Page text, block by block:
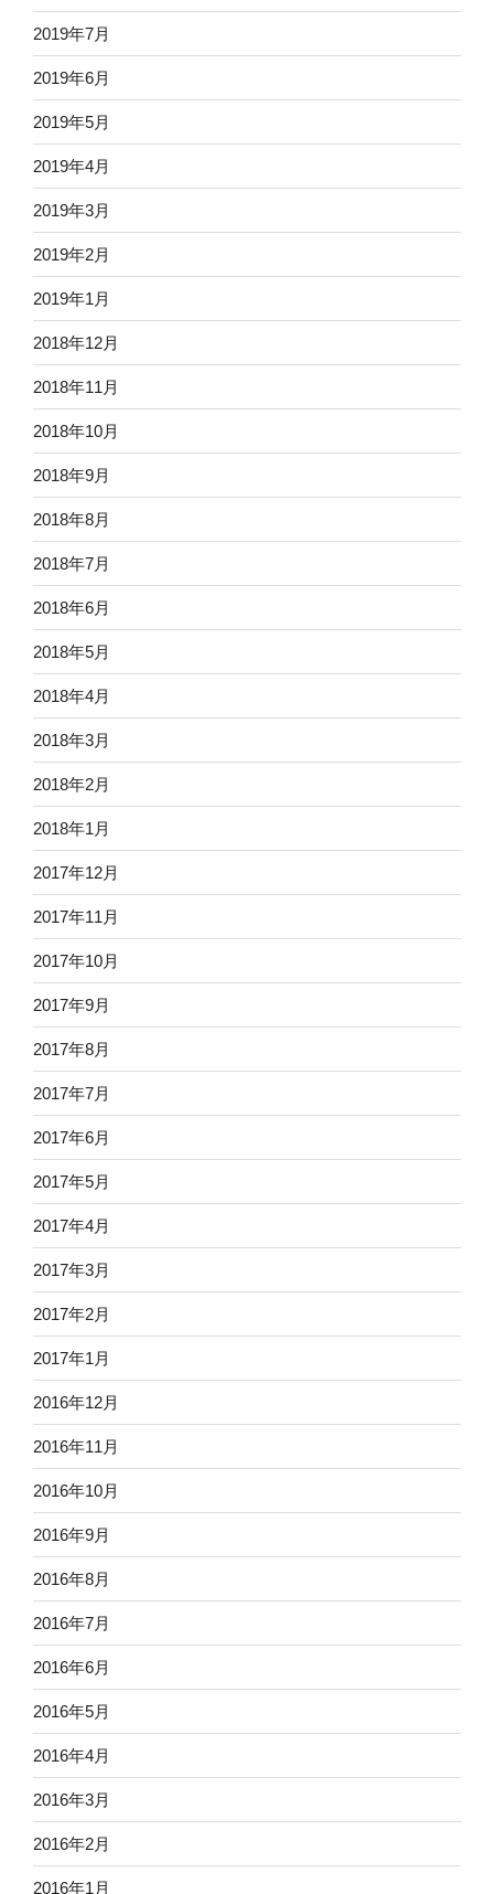
2019年7月
2019年6月
2019年5月
2019年4月
2019年3月
2019年2月
2019年1月
2018年12月
2018年11月
2018年10月
2018年9月
2018年8月
2018年7月
2018年6月
2018年5月
2018年4月
2018年3月
2018年2月
2018年1月
2017年12月
2017年11月
2017年10月
2017年9月
2017年8月
2017年7月
2017年6月
2017年5月
2017年4月
2017年3月
2017年2月
2017年1月
2016年12月
2016年11月
2016年10月
2016年9月
2016年8月
2016年7月
2016年6月
2016年5月
2016年4月
2016年3月
2016年2月
2016年1月